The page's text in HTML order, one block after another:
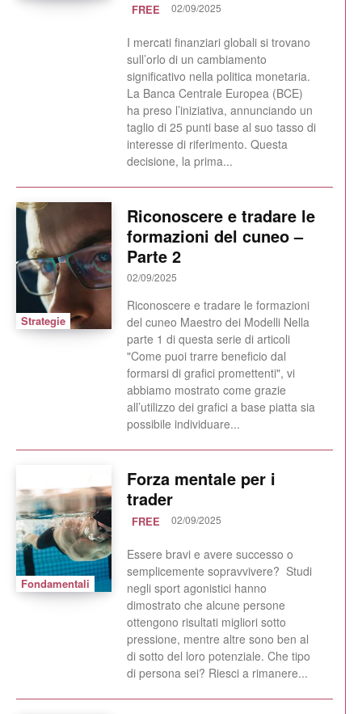
FREE 02/09/2025
I mercati finanziari globali si trovano
sull’orlo di un cambiamento
significativo nella politica monetaria.
La Banca Centrale Europea (BCE)
ha preso l’iniziativa, annunciando un
taglio di 25 punti base al suo tasso di
interesse di riferimento. Questa
decisione, la prima...
Strategie
Riconoscere e tradare le
formazioni del cuneo –
Parte 2
02/09/2025
Riconoscere e tradare le formazioni
del cuneo Maestro dei Modelli Nella
parte 1 di questa serie di articoli
"Come puoi trarre beneficio dal
formarsi di grafici promettenti", vi
abbiamo mostrato come grazie
all’utilizzo dei grafici a base piatta sia
possibile individuare...
Fondamentali
Forza mentale per i
trader
FREE 02/09/2025
Essere bravi e avere successo o
semplicemente sopravvivere? Studi
negli sport agonistici hanno
dimostrato che alcune persone
ottengono risultati migliori sotto
pressione, mentre altre sono ben al
di sotto del loro potenziale. Che tipo
di persona sei? Riesci a rimanere...